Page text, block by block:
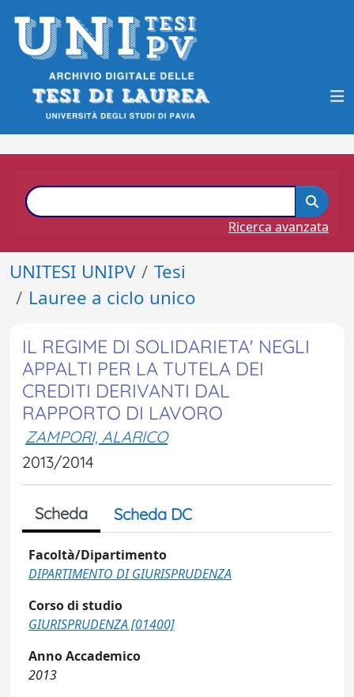
Ricerca avanzata
UNITESI UNIPV
Tesi
Lauree a ciclo unico
IL REGIME DI SOLIDARIETA' NEGLI
APPALTI PER LA TUTELA DEI
CREDITI DERIVANTI DAL
RAPPORTO DI LAVORO
ZAMPORI, ALARICO
2013/2014
Scheda Scheda DC
Facoltà/Dipartimento
DIPARTIMENTO DI GIURISPRUDENZA
Corso di studio
GIURISPRUDENZA [01400]
Anno Accademico
2013